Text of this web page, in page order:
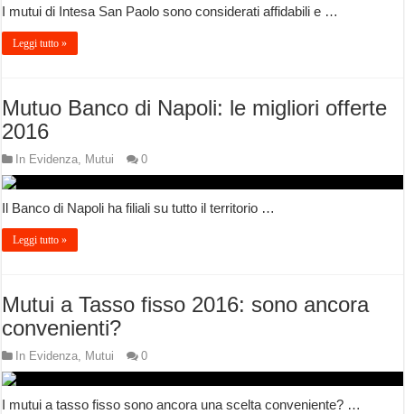
I mutui di Intesa San Paolo sono considerati affidabili e …
Leggi tutto »
Mutuo Banco di Napoli: le migliori offerte
2016
In Evidenza, Mutui 0
Il Banco di Napoli ha filiali su tutto il territorio …
Leggi tutto »
Mutui a Tasso fisso 2016: sono ancora
convenienti?
In Evidenza, Mutui 0
I mutui a tasso fisso sono ancora una scelta conveniente? …